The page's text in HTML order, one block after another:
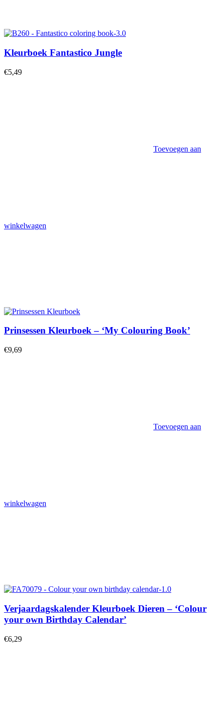
Kleurboek Fantastico Jungle
€5,49
Toevoegen aan
winkelwagen
Prinsessen Kleurboek – ‘My Colouring Book’
€9,69
Toevoegen aan
winkelwagen
Verjaardagskalender Kleurboek Dieren – ‘Colour
your own Birthday Calendar’
€6,29